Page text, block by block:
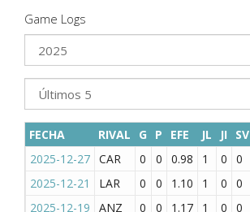
Game Logs
FECHA RIVAL G P EFE JL JI SV
2025-12-27 CAR 0 0 0.98 1 0 0
2025-12-21
LAR 0 0 1.10 1 0 0
2025-12-19
ANZ 0 0 1.17 1 0 0